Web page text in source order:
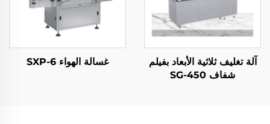
آلة تغليف ثلاثية الأبعاد بفيلم
شفاف SG-450
غسالة الهواء SXP-6